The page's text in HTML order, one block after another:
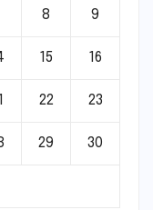
8 9
15 16
22 23
29 30